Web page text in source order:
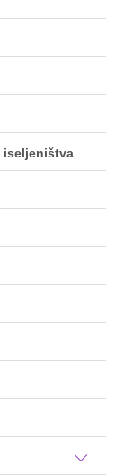
iseljeništva